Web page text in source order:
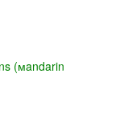
(мandarin